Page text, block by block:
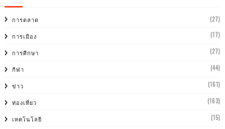
การตลาด (27)
การเมือง (17)
การศีกษา (27)
กีฬา (44)
ข่าว (161)
ท่องเที่ยว (163)
เทคโนโลยี (15)